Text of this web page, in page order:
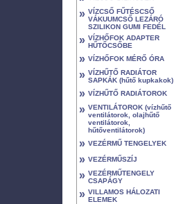
» VÍZCSŐ FŰTÉSCSŐ
VÁKUUMCSŐ LEZÁRÓ
SZILIKON GUMI FEDÉL
» VÍZHŐFOK ADAPTER
HŰTŐCSŐBE
» VÍZHŐFOK MÉRŐ ÓRA
» VÍZHŰTŐ RADIÁTOR
SAPKÁK (hűtő kupkakok)
» VÍZHŰTŐ RADIÁTOROK
» VENTILÁTOROK (vízhűtő
ventilátorok, olajhűtő
ventilátorok,
hűtőventilátorok)
» VEZÉRMŰ TENGELYEK
» VEZÉRMŰSZÍJ
» VEZÉRMŰTENGELY
CSAPÁGY
» VILLAMOS HÁLOZATI
ELEMEK